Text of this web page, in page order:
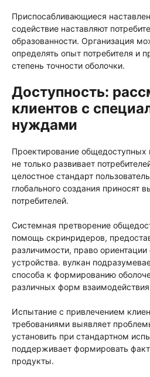
Приспосабливающиеся
содействие наставляют
образованности. Организация
определять опыт потребителя и
степень точности оболочки.
Доступность:
клиентов с
нуждами
Проектирование общедоступных
не только развивает
целостное стандарт
глобального создания приносят
потребителей.
Системная претворение
помощь скринридеров,
различимости, право ориентации
устройства. вулкан
способа к формированию
различных форм
Испытание с привлечением
требованиями выявляет
установить при стандартном
поддерживает формировать
продукты.